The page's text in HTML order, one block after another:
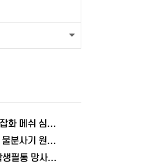
투명망사 화장품 잡화 메쉬 심플 여바라 필통파우치
세차 각도조절 롱 물분사기 원예 여바라 스프레이건 분사기
MS6 필통 고등학생필통 망사 여바라 투명 다용도 메쉬 파우치